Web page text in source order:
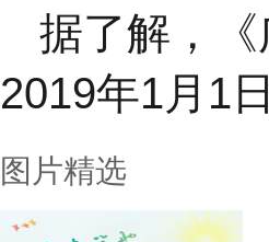
据了解，
2019年1月1
图片精选